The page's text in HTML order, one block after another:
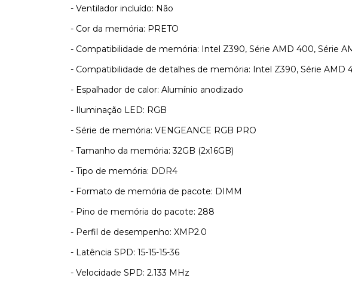
- Ventilador incluído: Não
- Cor da memória: PRETO
- Compatibilidade de memória: Intel Z390, Série AMD 400, Série
- Compatibilidade de detalhes de memória: Intel Z390, Série AMD
- Espalhador de calor: Alumínio anodizado
- Iluminação LED: RGB
- Série de memória: VENGEANCE RGB PRO
- Tamanho da memória: 32GB (2x16GB)
- Tipo de memória: DDR4
- Formato de memória de pacote: DIMM
- Pino de memória do pacote: 288
- Perfil de desempenho: XMP2.0
- Latência SPD: 15-15-15-36
- Velocidade SPD: 2.133 MHz